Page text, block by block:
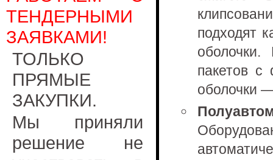
ТЕНДЕРНЫМИ
ЗАЯВКАМИ!
ТОЛЬКО
ПРЯМЫЕ
ЗАКУПКИ.
Мы приняли
решение не
подходят
оболочки.
пакетов
оболочки